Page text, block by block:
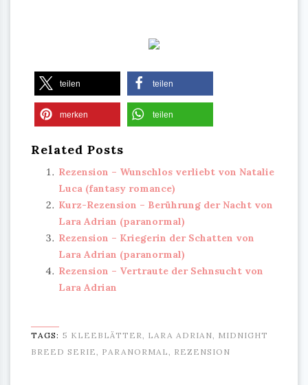
teilen teilen
merken teilen
Related Posts
Rezension – Wunschlos verliebt von Natalie
Luca (fantasy romance)
Kurz-Rezension – Berührung der Nacht von
Lara Adrian (paranormal)
Rezension – Kriegerin der Schatten von
Lara Adrian (paranormal)
Rezension – Vertraute der Sehnsucht von
Lara Adrian
TAGS: 5 KLEEBLÄTTER, LARA ADRIAN, MIDNIGHT
BREED SERIE, PARANORMAL, REZENSION